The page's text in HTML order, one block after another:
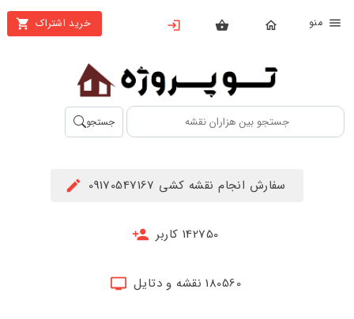
خرید اشتراک
بستن
محصولات
تهیه
اشتراک
جستجو
سفارش انجام نقشه کشی 09170547167
142750 کاربر
180560 نقشه و دتایل